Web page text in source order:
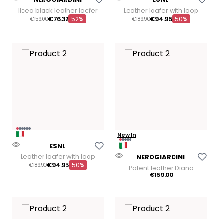
Ilcea black leather loafer
€15900€76.32 52%
Leather loafer with loop
€18990€94.95 50%
ESNL Aggiungi Alla Lista Dei Desideri
Leather loafer with loop
€18990€94.95 50%
New In
NEROGIARDINI Aggiungi Alla Lista
Patent leather Diana
moccasin
€159.00